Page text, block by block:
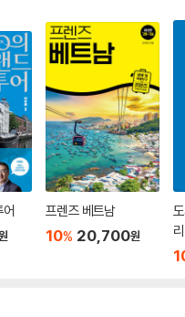
어 프렌즈 베트남
10% 20,700원